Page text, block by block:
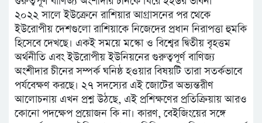
২০২২ সালে ইউক্রেনে রাশিয়ার আগ্রাসনের পর থেকে
ইউরোপীয় দেশগুলো রাশিয়াকে নিজেদের প্রধান নিরাপত্তা হুমকি
হিসেবে দেখছে। একই সময়ে মস্কো ও বিশ্বের দ্বিতীয় বৃহত্তম
অর্থনীতি এবং ইউরোপীয় ইউনিয়নের গুরুত্বপূর্ণ বাণিজ্য
অংশীদার চীনের সম্পর্ক ঘনিষ্ঠ হওয়ার বিষয়টি তারা সতর্কভাবে
পর্যবেক্ষণ করছে। ২৭ সদস্যের এই জোটের অভ্যন্তরীণ
আলোচনায় এখন প্রশ্ন উঠছে, এই প্রশিক্ষণের প্রতিক্রিয়ায় আরও
কোনো পদক্ষেপ প্রয়োজন কি না। কারণ, বেইজিংয়ের সঙ্গে